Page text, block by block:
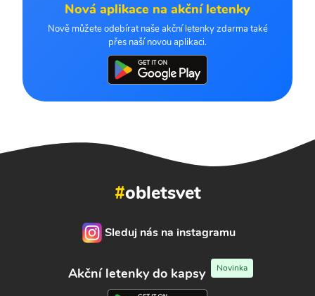
Nová aplikace na akční letenky
Nově můžete odebírat naše akční letenky zdarma také
přes naší novou aplikaci.
#obletsvet
Sleduj nás na instagramu
Akční letenky do kapsy Novinka